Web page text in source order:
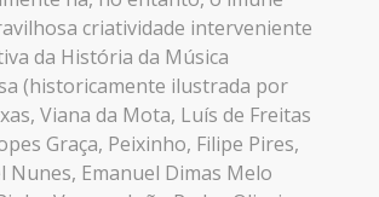
criatividade interveniente
da História da Música
(historicamente ilustrada por
Viana da Mota, Luís de Freitas
Graça, Peixinho, Filipe Pires,
Nunes, Emanuel Dimas Melo